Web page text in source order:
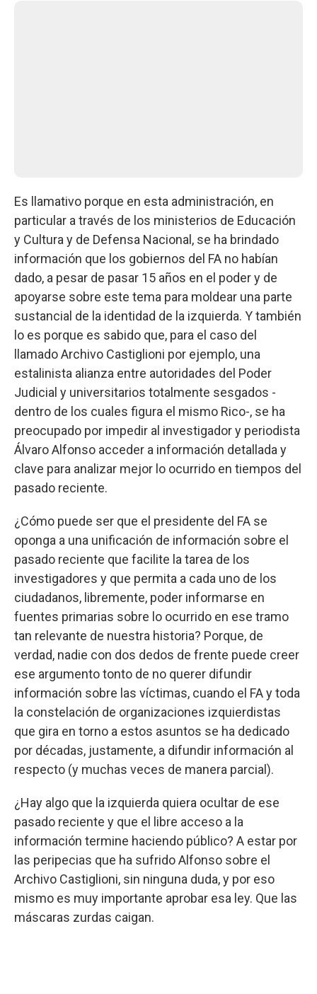
Es llamativo porque en esta administración, en
particular a través de los ministerios de Educación
y Cultura y de Defensa Nacional, se ha brindado
información que los gobiernos del FA no habían
dado, a pesar de pasar 15 años en el poder y de
apoyarse sobre este tema para moldear una parte
sustancial de la identidad de la izquierda. Y también
lo es porque es sabido que, para el caso del
llamado Archivo Castiglioni por ejemplo, una
estalinista alianza entre autoridades del Poder
Judicial y universitarios totalmente sesgados -
dentro de los cuales figura el mismo Rico-, se ha
preocupado por impedir al investigador y periodista
Álvaro Alfonso acceder a información detallada y
clave para analizar mejor lo ocurrido en tiempos del
pasado reciente.
¿Cómo puede ser que el presidente del FA se
oponga a una unificación de información sobre el
pasado reciente que facilite la tarea de los
investigadores y que permita a cada uno de los
ciudadanos, libremente, poder informarse en
fuentes primarias sobre lo ocurrido en ese tramo
tan relevante de nuestra historia? Porque, de
verdad, nadie con dos dedos de frente puede creer
ese argumento tonto de no querer difundir
información sobre las víctimas, cuando el FA y toda
la constelación de organizaciones izquierdistas
que gira en torno a estos asuntos se ha dedicado
por décadas, justamente, a difundir información al
respecto (y muchas veces de manera parcial).
¿Hay algo que la izquierda quiera ocultar de ese
pasado reciente y que el libre acceso a la
información termine haciendo público? A estar por
las peripecias que ha sufrido Alfonso sobre el
Archivo Castiglioni, sin ninguna duda, y por eso
mismo es muy importante aprobar esa ley. Que las
máscaras zurdas caigan.